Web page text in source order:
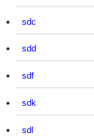
sdc
sdd
sdf
sdk
sdl